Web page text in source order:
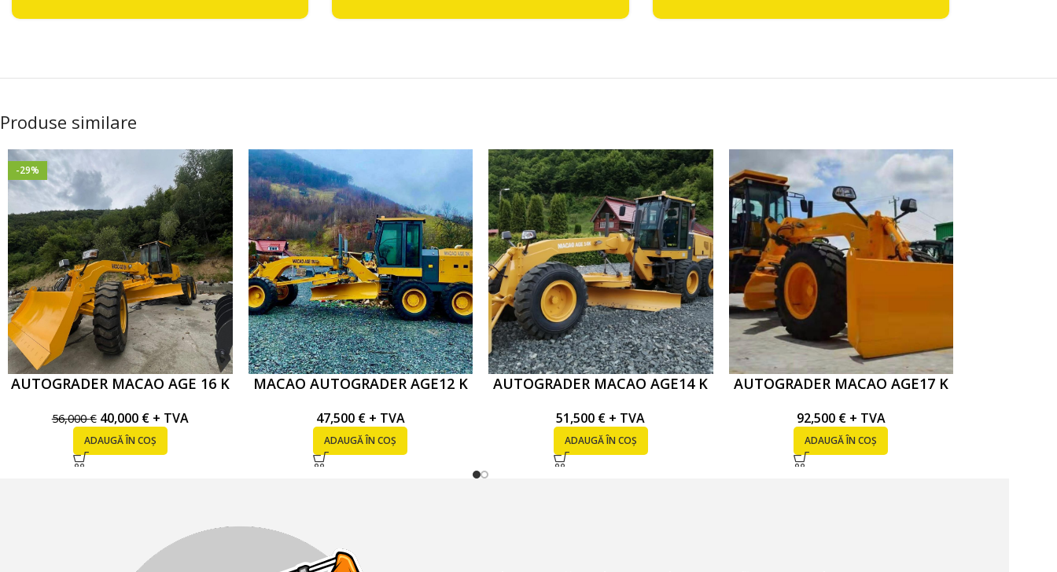
Produse similare
-29%
AUTOGRADER MACAO AGE 16 K
56,000€ 40,000 € + TVA
ADAUGĂ ÎN COȘ
MACAO AUTOGRADER AGE12 K
47,500 € + TVA
ADAUGĂ ÎN COȘ
AUTOGRADER MACAO AGE14 K
51,500 € + TVA
ADAUGĂ ÎN COȘ
AUTOGRADER MACAO AGE17 K
92,500 € + TVA
ADAUGĂ ÎN COȘ